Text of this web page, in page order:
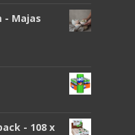
- Majas
- 108 x